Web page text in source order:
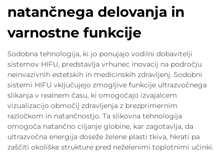
natančnega delovanja in
varnostne funkcije
Sodobna tehnologija, ki jo ponujajo vodilni dobavitelji
sistemov HIFU, predstavlja vrhunec inovacij na področju
neinvazivnih estetskih in medicinskih zdravljenj. Sodobni
sistemi HIFU vključujejo zmogljive funkcije ultrazvočnega
slikanja v realnem času, ki omogočajo izvajalcem
vizualizacijo območij zdravljenja z brezprimernim
razločkom in natančnostjo. Ta slikovna tehnologija
omogoča natančno ciljanje globine, kar zagotavlja, da
ultrazvočna energija doseže želene plasti tkiva, hkrati pa
zaščiti okoliške strukture pred neželenimi toplotnimi učinki.